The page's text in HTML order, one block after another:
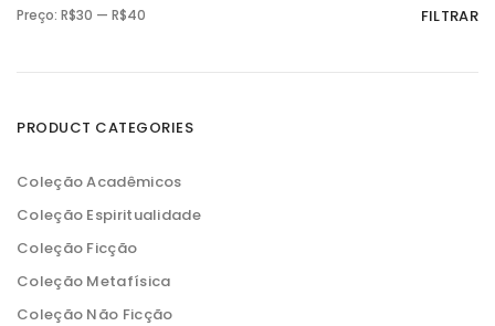
P
r
o
n
i
P
r
o
x
i
FILTRAR
Preço: R$30 — R$40
PRODUCT CATEGORIES
Coleção Acadêmicos
Coleção Espiritualidade
Coleção Ficção
Coleção Metafísica
Coleção Não Ficção